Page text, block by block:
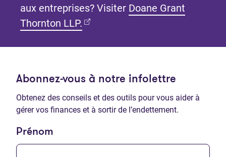
aux entreprises? Visiter Doane Grant
Thornton LLP. (Ouvre dans un nouvel onglet)
Abonnez-vous à notre infolettre
Obtenez des conseils et des outils pour vous aider à
gérer vos finances et à sortir de l’endettement.
Prénom